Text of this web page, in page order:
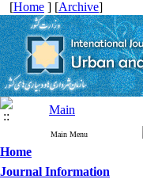
[Home ] [Archive]
Main
Main Menu
Home
Journal Information